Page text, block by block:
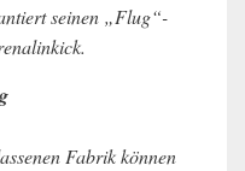
seinen „Flug“-
Fabrik können